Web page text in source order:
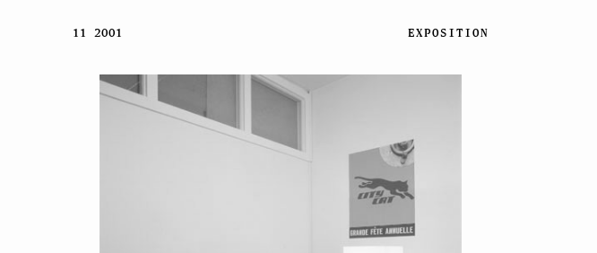
11 2001 EXPOSITION